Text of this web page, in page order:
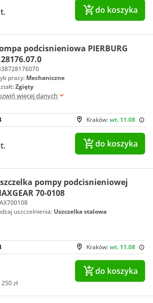
do koszyka
podcisnieniowa PIERBURG
pracy: Mechaniczne
Zgięty
więcej danych
Kraków:wt. 11.08
do koszyka
pompy podcisnieniowej
70-0108
uszczelnienia: Uszczelka stalowa
Kraków:wt. 11.08
zł
do koszyka